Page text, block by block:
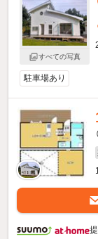
すべての写真
駐車場あり